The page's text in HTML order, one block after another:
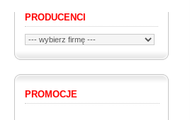
PRODUCENCI
PROMOCJE